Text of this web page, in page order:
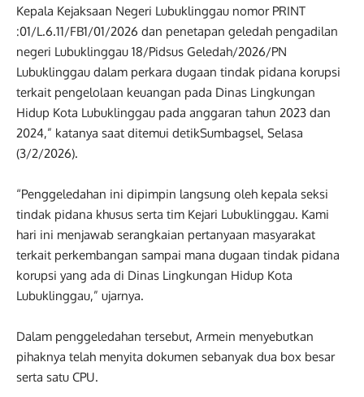
Kepala Kejaksaan Negeri Lubuklinggau nomor PRINT
:01/L.6.11/FB1/01/2026 dan penetapan geledah pengadilan
negeri Lubuklinggau 18/Pidsus Geledah/2026/PN
Lubuklinggau dalam perkara dugaan tindak pidana korupsi
terkait pengelolaan keuangan pada Dinas Lingkungan
Hidup Kota Lubuklinggau pada anggaran tahun 2023 dan
2024,” katanya saat ditemui detikSumbagsel, Selasa
(3/2/2026).
“Penggeledahan ini dipimpin langsung oleh kepala seksi
tindak pidana khusus serta tim Kejari Lubuklinggau. Kami
hari ini menjawab serangkaian pertanyaan masyarakat
terkait perkembangan sampai mana dugaan tindak pidana
korupsi yang ada di Dinas Lingkungan Hidup Kota
Lubuklinggau,” ujarnya.
Dalam penggeledahan tersebut, Armein menyebutkan
pihaknya telah menyita dokumen sebanyak dua box besar
serta satu CPU.